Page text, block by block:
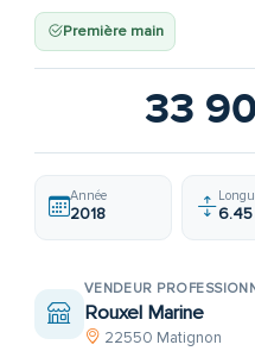
Première main
33
Année
2018 6.45
VENDEUR
Rouxel Marine
22550 Matignon